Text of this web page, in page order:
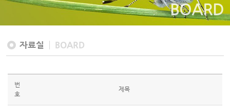
BOARD
자료실 BOARD
번
호
제목